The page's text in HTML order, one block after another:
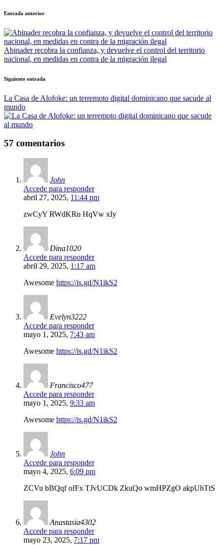
Navegación
de
entradas
Entrada anterior
Abinader recobra la confianza, y devuelve el control del territorio
nacional, en medidas en contra de la migración ilegal
Siguiente entrada
La Casa de Alofoke: un terremoto digital dominicano que sacude al
mundo
57 comentarios
John
Accede para responder
abril 27, 2025, 11:44 pm
zwCyY RWdKRu HqVw xIy
Dina1020
Accede para responder
abril 29, 2025, 1:17 am
Awesome https://is.gd/N1ikS2
Evelyn3222
Accede para responder
mayo 1, 2025, 7:43 am
Awesome https://is.gd/N1ikS2
Francisco477
Accede para responder
mayo 1, 2025, 9:33 am
Awesome https://is.gd/N1ikS2
John
Accede para responder
mayo 4, 2025, 6:09 pm
ZCVu bBQqf ofFx TJvUCDk ZkuQo wmHPZgO akpUhTtS
Anastasia4302
Accede para responder
mayo 23, 2025, 7:17 pm